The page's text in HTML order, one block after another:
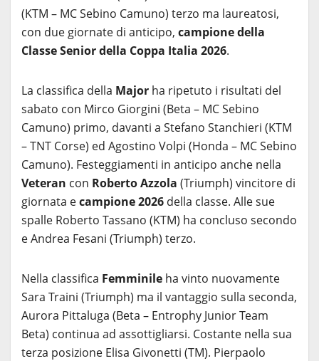
(KTM – MC Sebino Camuno) terzo ma laureatosi,
con due giornate di anticipo, campione della
Classe Senior della Coppa Italia 2026.
La classifica della Major ha ripetuto i risultati del
sabato con Mirco Giorgini (Beta – MC Sebino
Camuno) primo, davanti a Stefano Stanchieri (KTM
– TNT Corse) ed Agostino Volpi (Honda – MC Sebino
Camuno). Festeggiamenti in anticipo anche nella
Veteran con Roberto Azzola (Triumph) vincitore di
giornata ecampione 2026 della classe. Alle sue
spalle Roberto Tassano (KTM) ha concluso secondo
e Andrea Fesani (Triumph) terzo.
Nella classifica Femminile ha vinto nuovamente
Sara Traini (Triumph) ma il vantaggio sulla seconda,
Aurora Pittaluga (Beta – Entrophy Junior Team
Beta) continua ad assottigliarsi. Costante nella sua
terza posizione Elisa Givonetti (TM). Pierpaolo